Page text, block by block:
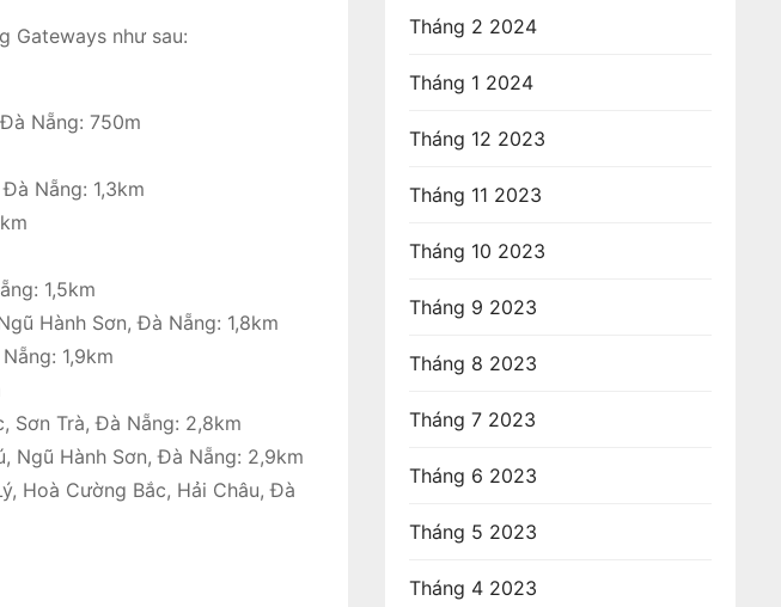
Gateways như sau:
Nẵng: 750m
Nẵng: 1,3km
1,5km
Hành Sơn, Đà Nẵng: 1,8km
1,9km
Sơn Trà, Đà Nẵng: 2,8km
Ngũ Hành Sơn, Đà Nẵng: 2,9km
Hoà Cường Bắc, Hải Châu, Đà
Tháng 2 2024
Tháng 1 2024
Tháng 12 2023
Tháng 11 2023
Tháng 10 2023
Tháng 9 2023
Tháng 8 2023
Tháng 7 2023
Tháng 6 2023
Tháng 5 2023
Tháng 4 2023